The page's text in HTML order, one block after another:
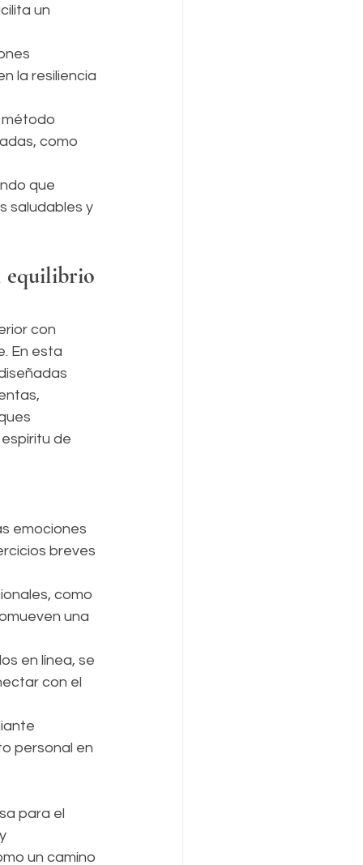
un
la resiliencia
método
como
que
saludables y
equilibrio
con
En esta
de
emociones
breves
como
una
en línea, se
con el
personal en
para el
un camino